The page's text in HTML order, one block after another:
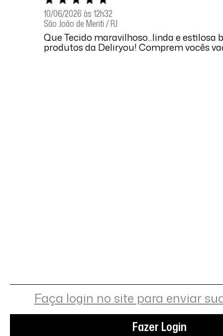
10/06/2026 às 12h32
São João de Meriti / RJ
Que Tecido maravilhoso...linda e estilosa
produtos da Deliryou! Comprem vocês
Faça login no site para enviar
Fazer Login